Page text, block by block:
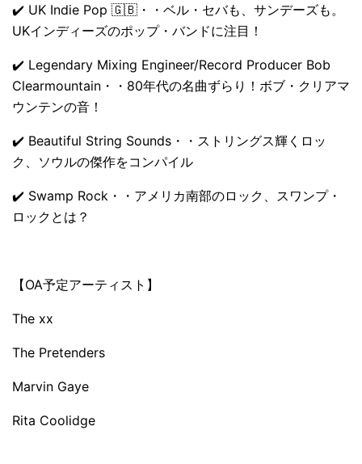
✔️ UK Indie Pop 🇬🇧・・ベル・セバも、サンデーズも。
UKインディーズのポップ・バンドに注目！
✔️ Legendary Mixing Engineer/Record Producer Bob
Clearmountain・・80年代の名曲ずらり！ボブ・クリアマ
ウンテンの音！
✔️ Beautiful String Sounds・・ストリングス輝くロッ
ク、ソウルの傑作をコンパイル
✔️ Swamp Rock・・アメリカ南部のロック、スワンプ・
ロックとは？
【OA予定アーティスト】
The xx
The Pretenders
Marvin Gaye
Rita Coolidge